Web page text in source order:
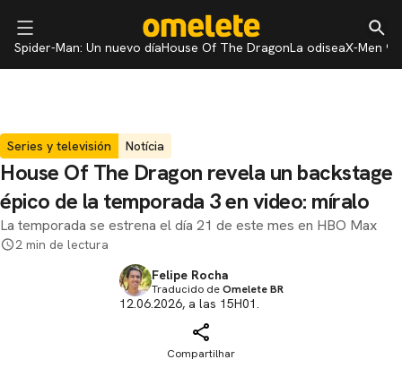
Spider-Man: Un nuevo díaHouse Of The DragonLa odiseaX-Men 97
Series y televisión Notícia
House Of The Dragon revela un backstage
épico de la temporada 3 en video: míralo
La temporada se estrena el día 21 de este mes en HBO Max
2 min de lectura
Felipe Rocha
Traducido deOmelete BR
12.06.2026, a las 15H01.
Compartilhar